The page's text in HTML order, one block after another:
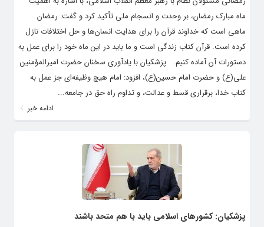
ماه مبارک رمضان، بر وحدت و انسجام ملی تأکید کرد و گفت: رمضان
ماهی است که خداوند قرآن را برای هدایت انسان‌ها و حل اختلافات نازل
کرده است. قرآن کتاب زندگی است و ما باید در این ماه خود را برای عمل به
دستورات آن آماده کنیم. پزشکیان با یادآوری سخنان حضرت امیرالمؤمنین
علی(ع) و حضرت امام حسین(ع)، افزود: امام هیچ وظیفه‌ای جز عمل به
کتاب خدا، برقراری قسط و عدالت، و تداوم راه حق در جامعه...
ادامه خبر
پزشکیان: کشورهای اسلامی باید با هم متحد باشند